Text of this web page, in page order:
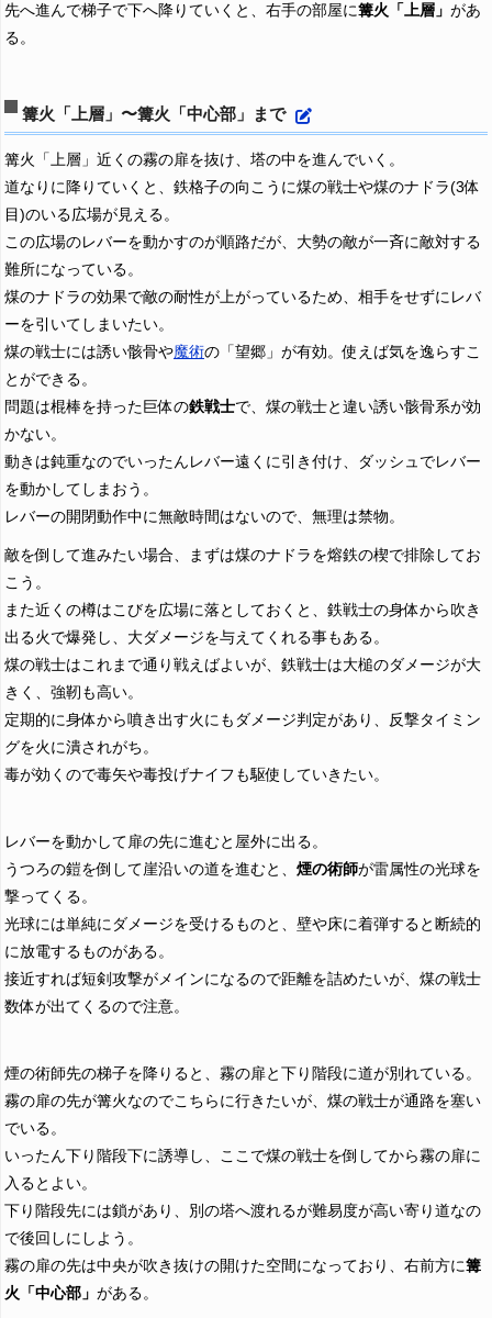
先へ進んで梯子で下へ降りていくと、右手の部屋に篝火「上層」 があ
る。
篝火「上層」〜篝火「中心部」まで
篝火「上層」近くの霧の扉を抜け、塔の中を進んでいく。
道なりに降りていくと、鉄格子の向こうに煤の戦士や煤のナドラ(3体
目)のいる広場が見える。
この広場のレバーを動かすのが順路だが、大勢の敵が一斉に敵対する
難所になっている。
煤のナドラの効果で敵の耐性が上がっているため、相手をせずにレバ
ーを引いてしまいたい。
煤の戦士には誘い骸骨や魔術の「望郷」が有効。使えば気を逸らすこ
とができる。
問題は棍棒を持った巨体の鉄戦士で、煤の戦士と違い誘い骸骨系が効
かない。
動きは鈍重なのでいったんレバー遠くに引き付け、ダッシュでレバー
を動かしてしまおう。
レバーの開閉動作中に無敵時間はないので、無理は禁物。
敵を倒して進みたい場合、まずは煤のナドラを熔鉄の楔で排除してお
こう。
また近くの樽はこびを広場に落としておくと、鉄戦士の身体から吹き
出る火で爆発し、大ダメージを与えてくれる事もある。
煤の戦士はこれまで通り戦えばよいが、鉄戦士は大槌のダメージが大
きく、強靭も高い。
定期的に身体から噴き出す火にもダメージ判定があり、反撃タイミン
グを火に潰されがち。
毒が効くので毒矢や毒投げナイフも駆使していきたい。
レバーを動かして扉の先に進むと屋外に出る。
うつろの鎧を倒して崖沿いの道を進むと、 煙の術師が雷属性の光球を
撃ってくる。
光球には単純にダメージを受けるものと、壁や床に着弾すると断続的
に放電するものがある。
接近すれば短剣攻撃がメインになるので距離を詰めたいが、煤の戦士
数体が出てくるので注意。
煙の術師先の梯子を降りると、霧の扉と下り階段に道が別れている。
霧の扉の先が篝火なのでこちらに行きたいが、煤の戦士が通路を塞い
でいる。
いったん下り階段下に誘導し、ここで煤の戦士を倒してから霧の扉に
入るとよい。
下り階段先には鎖があり、別の塔へ渡れるが難易度が高い寄り道なの
で後回しにしよう。
霧の扉の先は中央が吹き抜けの開けた空間になっており、右前方に篝
火「中心部」 がある。